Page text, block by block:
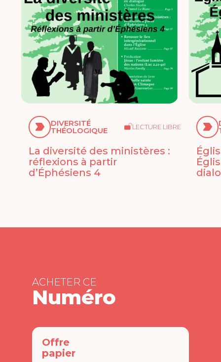
DIVERSITÉ
THÉOLOGIQUE LECTURE LIBRE
La diversité des ministères :
réflexions à partir
d’Éphésiens 4
ACHETER CE
Numéro
Offre
papier